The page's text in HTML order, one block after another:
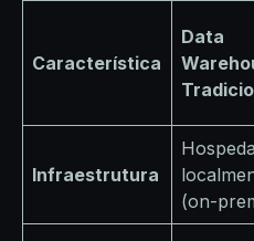
Característica
Data
Infraestrutura
(on-